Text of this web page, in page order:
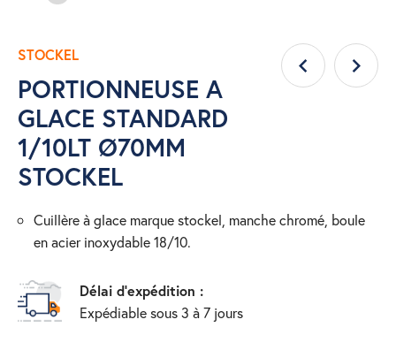
STOCKEL
PORTIONNEUSE A
GLACE STANDARD
1/10LT Ø70MM
STOCKEL
cuillère à glace marque stockel, manche chromé, boule
en acier inoxydable 18/10.
Délai d'expédition :
Expédiable sous 3 à 7 jours